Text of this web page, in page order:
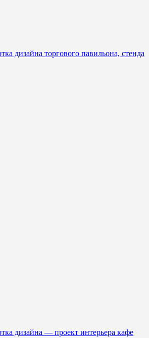
дизайна торгового павильона, стенда
дизайна — проект интерьера кафе